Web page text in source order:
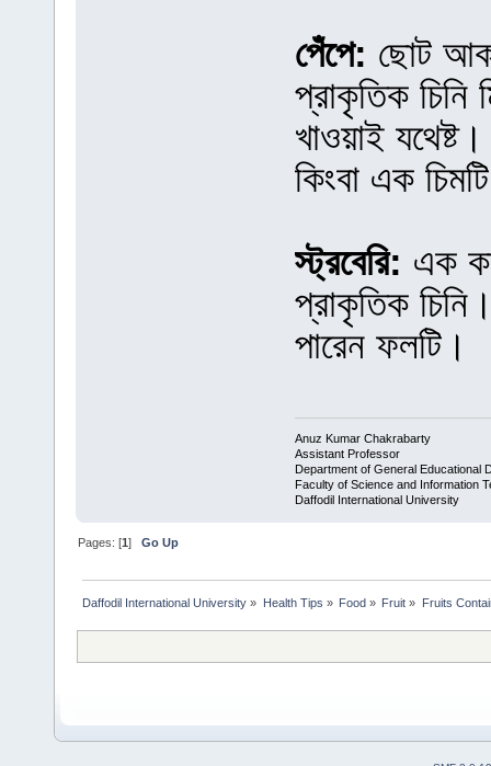
পেঁপে: ছোট
প্রাকৃতিক চিনি
খাওয়াই
কিংবা এক
স্ট্রবেরি: এক
প্রাকৃতিক চিনি।
পারেন ফলটি।
Anuz Kumar Chakrabarty
Assistant Professor
Department of General Educational
Faculty of Science and Information
Daffodil International University
Pages: [1]Go Up
Daffodil International University » Health Tips » Food» Fruit » Fruits